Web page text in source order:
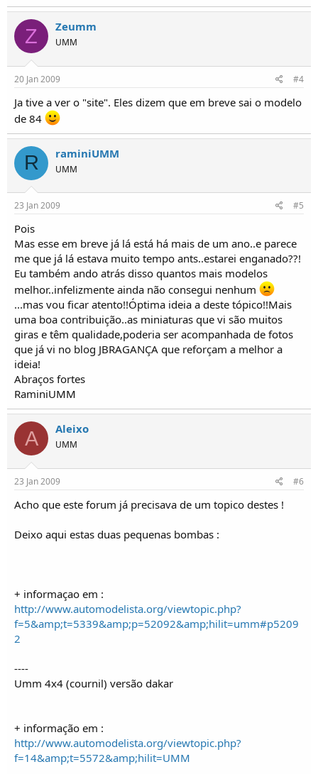
Z Zeumm
UMM
20 Jan 2009 #4
Ja tive a ver o "site". Eles dizem que em breve sai o modelo
de 84
R raminiUMM
UMM
23 Jan 2009 #5
Pois
Mas esse em breve já lá está há mais de um ano..e parece
me que já lá estava muito tempo ants..estarei enganado??!
Eu também ando atrás disso quantos mais modelos
melhor..infelizmente ainda não consegui nenhum
...mas vou ficar atento!!Óptima ideia a deste tópico!!Mais
uma boa contribuição..as miniaturas que vi são muitos
giras e têm qualidade,poderia ser acompanhada de fotos
que já vi no blog JBRAGANÇA que reforçam a melhor a
ideia!
Abraços fortes
RaminiUMM
A Aleixo
UMM
23 Jan 2009 #6
Acho que este forum já precisava de um topico destes !
Deixo aqui estas duas pequenas bombas :
+ informaçao em :
http://www.automodelista.org/viewtopic.php?
f=5&amp;t=5339&amp;p=52092&amp;hilit=umm#p5209
2
----
Umm 4x4 (cournil) versão dakar
+ informação em :
http://www.automodelista.org/viewtopic.php?
f=14&amp;t=5572&amp;hilit=UMM